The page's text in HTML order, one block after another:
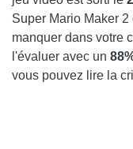
Super Mario Maker
manquer dans votre
l'évaluer avec un
vous pouvez lire la